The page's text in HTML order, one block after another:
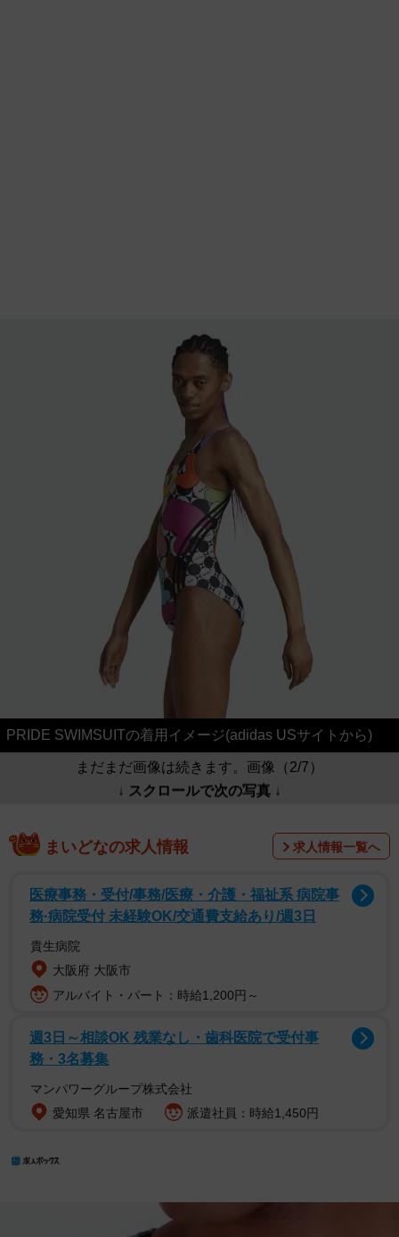
PRIDE SWIMSUITの着用イメージ(adidas USサイトから)
まだまだ画像は続きます。画像（2/7）
↓ スクロールで次の写真 ↓
まいどなの求人情報 求人情報一覧へ
医療事務・受付/事務/医療・介護・福祉系 病院事
務·病院受付 未経験OK/交通費支給あり/週3日
貴生病院
大阪府 大阪市
アルバイト・パート：時給1,200円～
週3日～相談OK 残業なし・歯科医院で受付事
務・3名募集
マンパワーグループ株式会社
愛知県 名古屋市
派遣社員：時給1,450円